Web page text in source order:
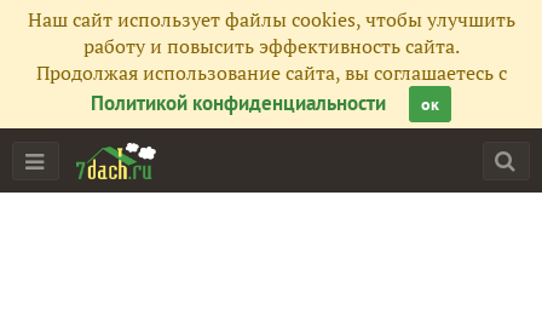
Наш сайт использует файлы cookies, чтобы улучшить
работу и повысить эффективность сайта.
Продолжая использование сайта, вы соглашаетесь с
Политикой конфиденциальности
ок